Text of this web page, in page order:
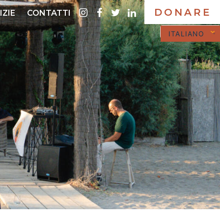
DONARE
ITALIANO
CONTATTI instagram
Facebook
twitter
LinkedIn